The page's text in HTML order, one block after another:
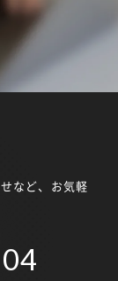
など、お気軽